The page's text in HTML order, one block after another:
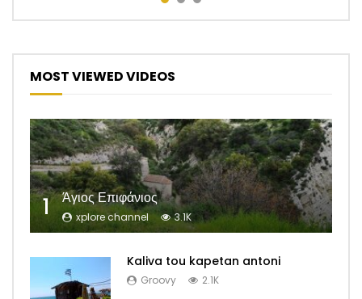
MOST VIEWED VIDEOS
1 Άγιος Επιφάνιος
xplore channel 3.1K
Kaliva tou kapetan antoni
Groovy 2.1K